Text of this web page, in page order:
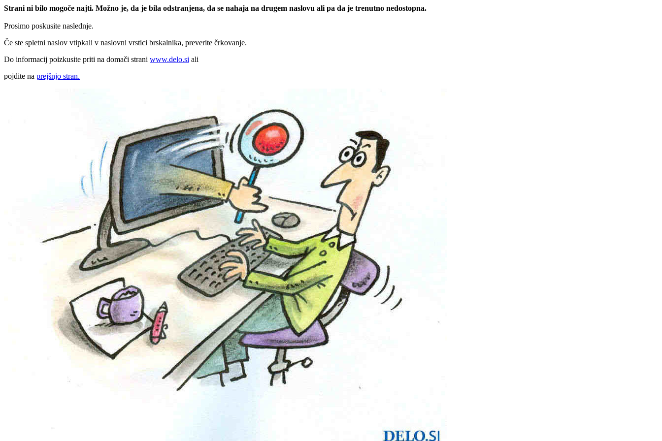
Strani ni bilo mogoče najti. Možno je, da je bila odstranjena, da se nahaja na drugem naslovu ali pa da je trenutno nedostopna.
Prosimo poskusite naslednje.
Če ste spletni naslov vtipkali v naslovni vrstici brskalnika, preverite črkovanje.
Do informacij poizkusite priti na domači strani www.delo.si ali
pojdite na prejšnjo stran.